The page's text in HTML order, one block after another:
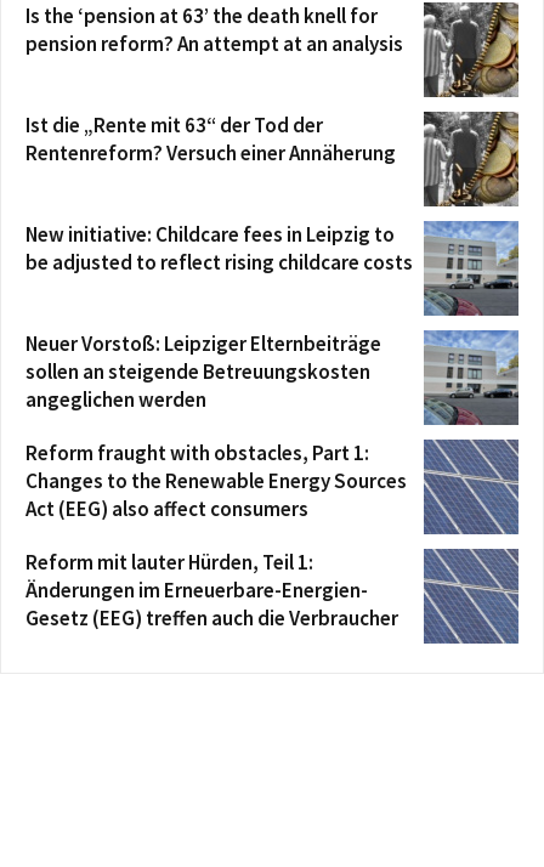
Is the ‘pension at 63’ the death knell for
pension reform? An attempt at an analysis
Ist die „Rente mit 63“ der Tod der
Rentenreform? Versuch einer Annäherung
New initiative: Childcare fees in Leipzig to
be adjusted to reflect rising childcare costs
Neuer Vorstoß: Leipziger Elternbeiträge
sollen an steigende Betreuungskosten
angeglichen werden
Reform fraught with obstacles, Part 1:
Changes to the Renewable Energy Sources
Act (EEG) also affect consumers
Reform mit lauter Hürden, Teil 1:
Änderungen im Erneuerbare-Energien-
Gesetz (EEG) treffen auch die Verbraucher